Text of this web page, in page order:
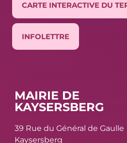
CARTE INTERACTIVE DU
INFOLETTRE
MAIRIE DE
KAYSERSBERG
39 Rue du Général de Gaulle
Kaysersberg